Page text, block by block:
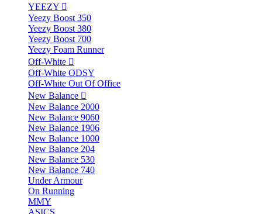
YEEZY
Yeezy Boost 350
Yeezy Boost 380
Yeezy Boost 700
Yeezy Foam Runner
Off-White
Off-White ODSY
Off-White Out Of Office
New Balance
New Balance 2000
New Balance 9060
New Balance 1906
New Balance 1000
New Balance 204
New Balance 530
New Balance 740
Under Armour
On Running
MMY
ASICS